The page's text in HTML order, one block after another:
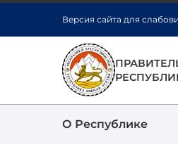
содержанию
Версия сайта для
О Республике